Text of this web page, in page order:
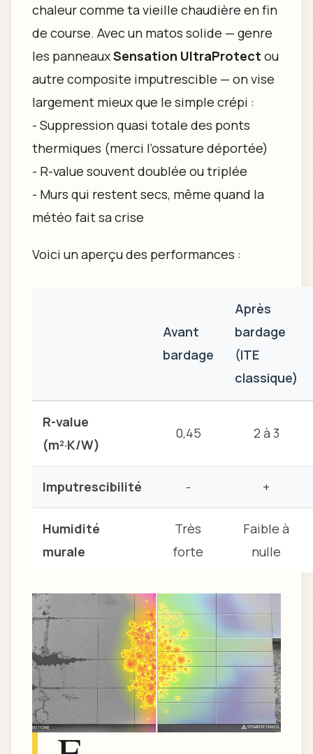
chaleur comme ta vieille chaudière en fin
de course. Avec un matos solide — genre
les panneauxSensation UltraProtect ou
autre composite imputrescible — on vise
largement mieux que le simple crépi :
- Suppression quasi totale des ponts
thermiques (merci l’ossature déportée)
- R-value souvent doublée ou triplée
- Murs qui restent secs, même quand la
météo fait sa crise
Voici un aperçu des performances :
Avant
bardage
Après
bardage
(ITE
classique)
R-value
(m²·K/W)
0,45 2 à 3
Imputrescibilité - +
Humidité
murale
Très
forte
Faible à
nulle